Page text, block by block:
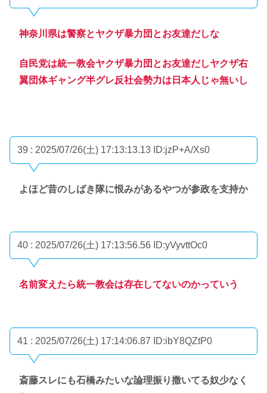
神奈川県は警察とヤクザ暴力団とお友達だしな
自民党は統一教会ヤクザ暴力団とお友達だしヤクザ右
翼団体ギャング半グレ反社会勢力は日本人じゃ無いし
39 : 2025/07/26(土) 17:13:13.13 ID:jzP+A/Xs0
よほど昔のしばき隊に恨みがあるやつが参政を支持か
40 : 2025/07/26(土) 17:13:56.56 ID:yVyvttOc0
名前変えたら統一教会は存在してないのかっていう
41 : 2025/07/26(土) 17:14:06.87 ID:ibY8QZtP0
斎藤スレにも石橋みたいな論理振り撒いてる奴少なく